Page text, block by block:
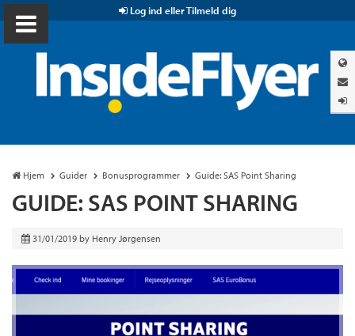
Log ind eller Tilmeld dig
Hjem Guider Bonusprogrammer Guide: SAS Point Sharing
GUIDE: SAS POINT SHARING
31/01/2019 by Henry Jørgensen